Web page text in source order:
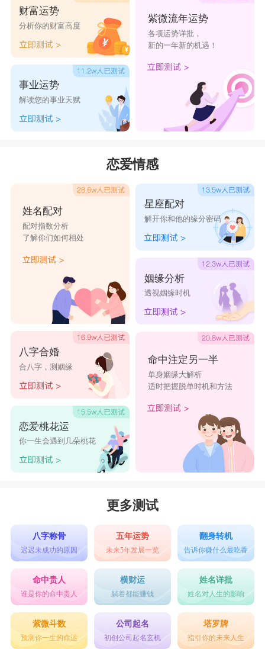
财富运势
分析你的财富高度
事业运势
解读您的事业天赋
紫微流年运势
各项运势详批，
新的一年新的机遇！
恋爱情感
姓名配对
配对指数分析
了解你们如何相处
八字合婚
合八字，测姻缘
恋爱桃花运
你一生会遇到几朵桃花
星座配对
解开你和他的缘分密码
姻缘分析
透视姻缘时机
命中注定另一半
单身姻缘大解析
适时把握脱单时机和方法
更多测试
八字称骨
迟迟未成功的原因
五年运势
未来5年发展一览
翻身转机
告诉你赚什么最吃香
命中贵人
谁是你的命中贵人
横财运
躺着都能赚钱
姓名详批
姓名对人生的影响
紫微斗数
预测你一生的命运
公司起名
初创公司起名玄机
塔罗牌
指引你的未来人生